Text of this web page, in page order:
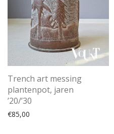
Trench art messing
plantenpot, jaren
’20/’30
€85,00